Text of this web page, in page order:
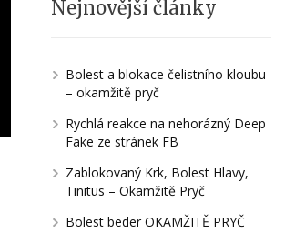
Nejnovější články
Bolest a blokace čelistního kloubu
– okamžitě pryč
Rychlá reakce na nehorázný Deep
Fake ze stránek FB
Zablokovaný Krk, Bolest Hlavy,
Tinitus – Okamžitě Pryč
Bolest beder OKAMŽITĚ PRYČ